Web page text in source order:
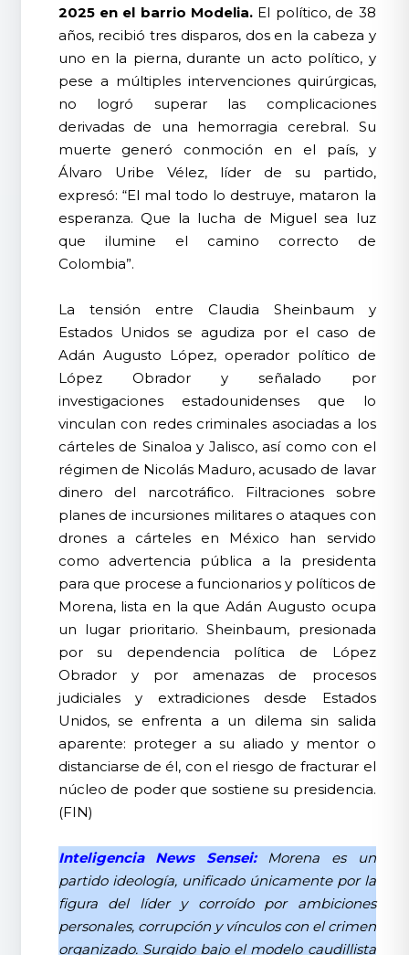
2025 en el barrio Modelia. El político, de 38
años, recibió tres disparos, dos en la cabeza y
uno en la pierna, durante un acto político, y
pese a múltiples intervenciones quirúrgicas,
no logró superar las complicaciones
derivadas de una hemorragia cerebral. Su
muerte generó conmoción en el país, y
Álvaro Uribe Vélez, líder de su partido,
expresó: “El mal todo lo destruye, mataron la
esperanza. Que la lucha de Miguel sea luz
que ilumine el camino correcto de
Colombia”.
La tensión entre Claudia Sheinbaum y
Estados Unidos se agudiza por el caso de
Adán Augusto López, operador político de
López Obrador y señalado por
investigaciones estadounidenses que lo
vinculan con redes criminales asociadas a los
cárteles de Sinaloa y Jalisco, así como con el
régimen de Nicolás Maduro, acusado de lavar
dinero del narcotráfico. Filtraciones sobre
planes de incursiones militares o ataques con
drones a cárteles en México han servido
como advertencia pública a la presidenta
para que procese a funcionarios y políticos de
Morena, lista en la que Adán Augusto ocupa
un lugar prioritario. Sheinbaum, presionada
por su dependencia política de López
Obrador y por amenazas de procesos
judiciales y extradiciones desde Estados
Unidos, se enfrenta a un dilema sin salida
aparente: proteger a su aliado y mentor o
distanciarse de él, con el riesgo de fracturar el
núcleo de poder que sostiene su presidencia.
(FIN)
Inteligencia News Sensei:Morena es un
partido ideología, unificado únicamente por la
figura del líder y corroído por ambiciones
personales, corrupción y vínculos con el crimen
organizado. Surgido bajo el modelo caudillista